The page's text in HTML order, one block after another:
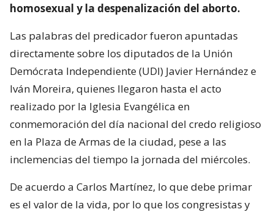
homosexual y la despenalización del aborto.
Las palabras del predicador fueron apuntadas
directamente sobre los diputados de la Unión
Demócrata Independiente (UDI) Javier Hernández e
Iván Moreira, quienes llegaron hasta el acto
realizado por la Iglesia Evangélica en
conmemoración del día nacional del credo religioso
en la Plaza de Armas de la ciudad, pese a las
inclemencias del tiempo la jornada del miércoles.
De acuerdo a Carlos Martínez, lo que debe primar
es el valor de la vida, por lo que los congresistas y